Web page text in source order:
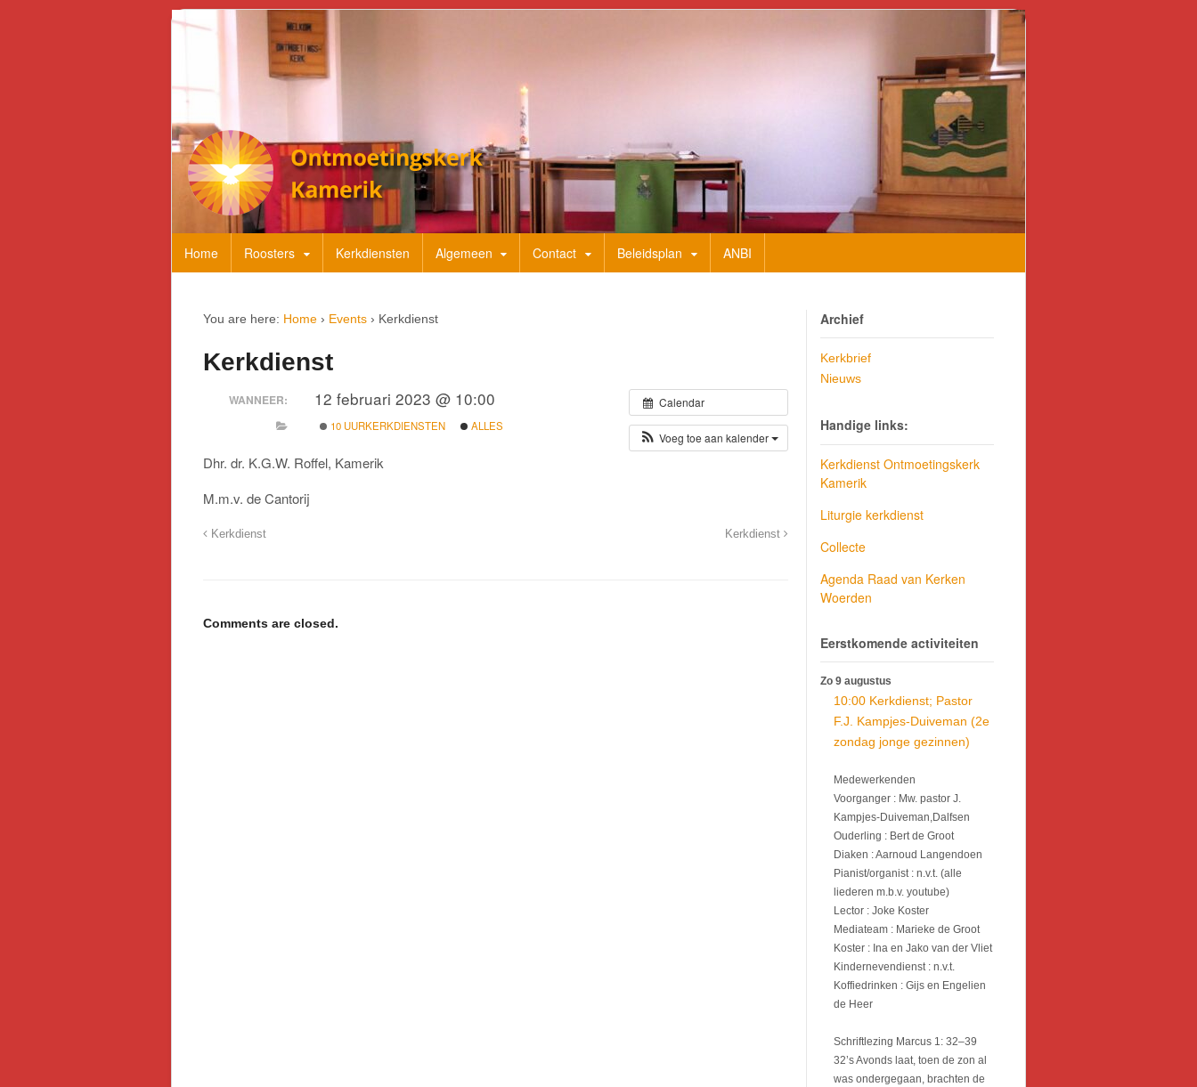
Home Roosters Kerkdiensten Algemeen Contact Beleidsplan ANBI
You are here: Home › Events › Kerkdienst
Kerkdienst
Calendar
Voeg toe aan kalender
WANNEER: 12 februari 2023 @ 10:00
10 UURKERKDIENSTEN ALLES
Dhr. dr. K.G.W. Roffel, Kamerik
M.m.v. de Cantorij
Kerkdienst Kerkdienst
Comments are closed.
Archief
Kerkbrief
Nieuws
Handige links:
Kerkdienst Ontmoetingskerk
Kamerik
Liturgie kerkdienst
Collecte
Agenda Raad van Kerken
Woerden
Eerstkomende activiteiten
Zo 9 augustus
10:00 Kerkdienst; Pastor
F.J. Kampjes-Duiveman (2e
zondag jonge gezinnen)
Medewerkenden
Voorganger : Mw. pastor J.
Kampjes-Duiveman,Dalfsen
Ouderling : Bert de Groot
Diaken : Aarnoud Langendoen
Pianist/organist : n.v.t. (alle
liederen m.b.v. youtube)
Lector : Joke Koster
Mediateam : Marieke de Groot
Koster : Ina en Jako van der Vliet
Kindernevendienst : n.v.t.
Koffiedrinken : Gijs en Engelien
de Heer
Schriftlezing Marcus 1: 32–39
32’s Avonds laat, toen de zon al
was ondergegaan, brachten de